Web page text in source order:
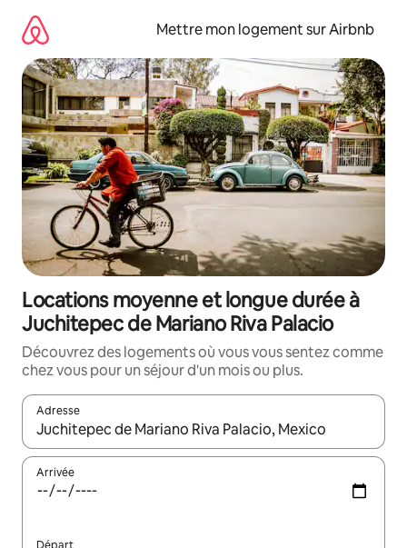
directement
contenu
Mettre mon logement sur Airbnb
Locations moyenne et longue durée à
Juchitepec de Mariano Riva Palacio
Découvrez des logements où vous vous sentez comme
chez vous pour un séjour d'un mois ou plus.
Adresse
Lorsque les résultats s'affichent, utilisez les flèches vers le
Arrivée